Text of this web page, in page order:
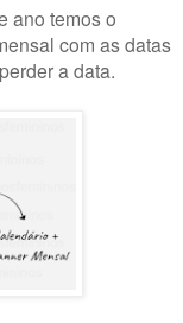
ano temos o
com as datas
a data.